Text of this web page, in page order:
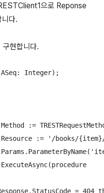
으로 Reponse
다.
현합니다.
Integer);
:=
:= '/books/
= 404